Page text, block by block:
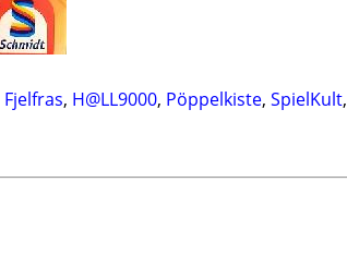
Fjelfras, H@LL9000, Pöppelkiste, SpielKult,